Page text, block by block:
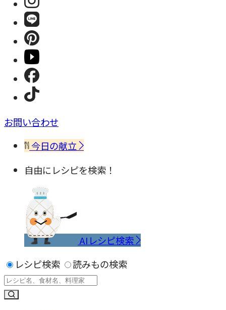
お問い合わせ
今日の献立
自由にレシピを検索！
AIレシピ検索
レシピ検索
読みもの検索